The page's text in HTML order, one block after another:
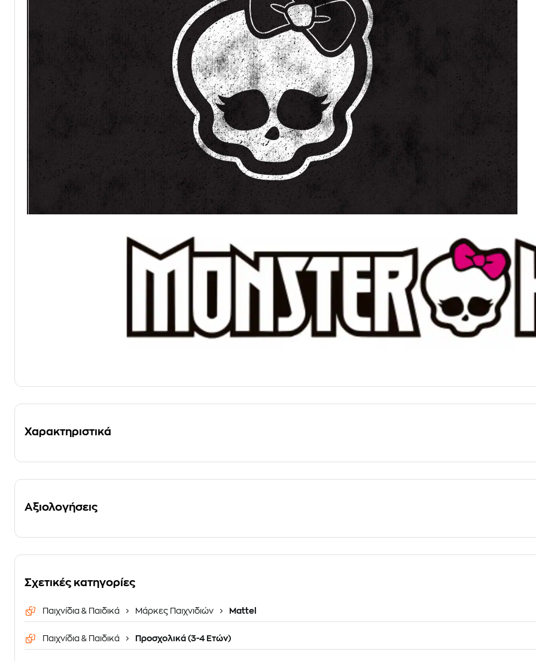
Χαρακτηριστικά
Αξιολογήσεις
Σχετικές κατηγορίες
Παιχνίδια & Παιδικά Μάρκες Παιχνιδιών Mattel
Παιχνίδια & Παιδικά Προσχολικά (3-4 Ετών)